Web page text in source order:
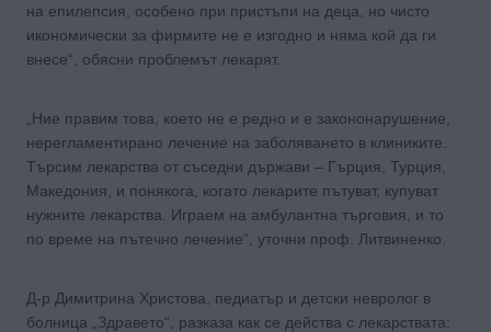
на епилепсия, особено при пристъпи на деца, но чисто
икономически за фирмите не е изгодно и няма кой да ги
внесе“, обясни проблемът лекарят.
„Ние правим това, което не е редно и е закононарушение,
нерегламентирано лечение на заболяването в клиниките.
Търсим лекарства от съседни държави – Гърция, Турция,
Македония, и понякога, когато лекарите пътуват, купуват
нужните лекарства. Играем на амбулантна търговия, и то
по време на пътечно лечение“, уточни проф. Литвиненко.
Д-р Димитрина Христова, педиатър и детски невролог в
болница „Здравето“, разказа как се действа с лекарствата: